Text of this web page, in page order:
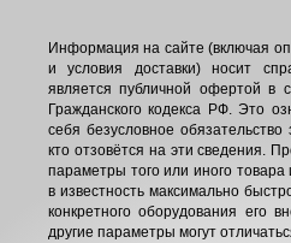
Информация на сайте (включая
и условия доставки) носит
является публичной офертой в
Гражданского кодекса РФ. Это
себя безусловное
кто отзовётся на эти сведения.
параметры того или иного товара
в известность максимально
конкретного оборудования его
другие параметры могут